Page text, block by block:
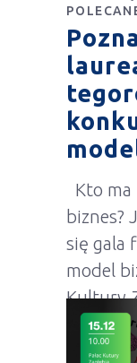
Kto ma
biznes?
się gala
model
Kultury